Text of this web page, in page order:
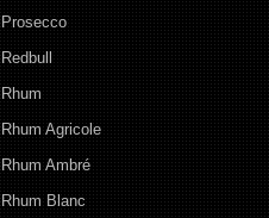
Prosecco
Redbull
Rhum
Rhum Agricole
Rhum Ambré
Rhum Blanc